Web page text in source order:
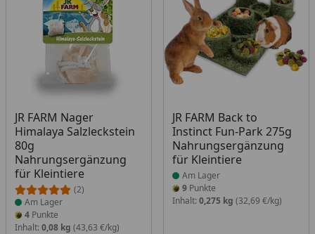
JR FARM Nager
Himalaya Salzleckstein
80g
Nahrungsergänzung
für Kleintiere
(2)
Produkt am Lager
Am Lager
4 Punkte
Inhalt: 0,08 kg (43,63 €/kg)
JR FARM Back to
Instinct Fun-Park 275g
Nahrungsergänzung
für Kleintiere
Produkt am Lager
Am Lager
9Punkte
Inhalt: 0,275 kg (32,69 €/kg)